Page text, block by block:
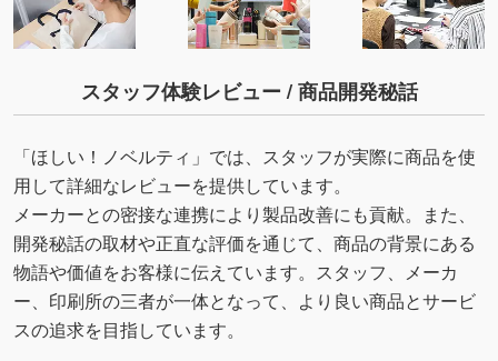
スタッフ体験レビュー / 商品開発秘話
「ほしい！ノベルティ」では、スタッフが実際に商品を使
用して詳細なレビューを提供しています。
メーカーとの密接な連携により製品改善にも貢献。また、
開発秘話の取材や正直な評価を通じて、商品の背景にある
物語や価値をお客様に伝えています。スタッフ、メーカ
ー、印刷所の三者が一体となって、より良い商品とサービ
スの追求を目指しています。